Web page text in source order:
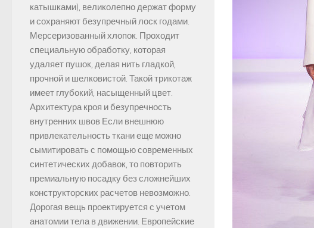
катышками), великолепно держат форму
и сохраняют безупречный лоск годами.
Мерсеризованный хлопок. Проходит
специальную обработку, которая
удаляет пушок, делая нить гладкой,
прочной и шелковистой. Такой трикотаж
имеет глубокий, насыщенный цвет.
Архитектура кроя и безупречность
внутренних швов Если внешнюю
привлекательность ткани еще можно
сымитировать с помощью современных
синтетических добавок, то повторить
премиальную посадку без сложнейших
конструкторских расчетов невозможно.
Дорогая вещь проектируется с учетом
анатомии тела в движении. Европейские